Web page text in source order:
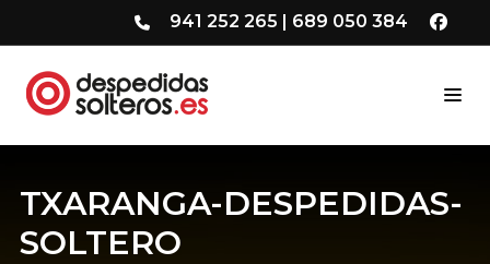
941 252 265 | 689 050 384
TXARANGA-DESPEDIDAS-
SOLTERO